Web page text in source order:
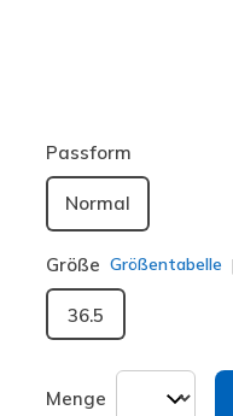
Passform
Normal
Größe Größentabelle
36.5
Menge